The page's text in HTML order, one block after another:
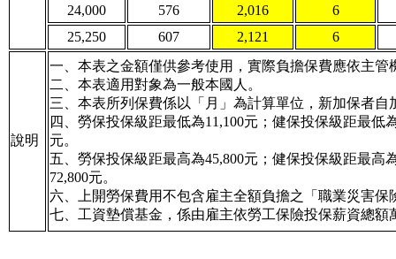
24,000 576 2,016
6
25,250
607 2,121 6
說明
一、本表之金額僅供參考使用，實際負擔保費應依主管
二、本表適用對象為一般本國人。
三、本表所列保費係以「月」為計算單位，新加保者
四、勞保投保級距最低為11,100元；健保投保級距最低
元。
五、勞保投保級距最高為45,800元；健保投保級距最高
72,800元。
六、上開勞保費用不包含雇主全額負擔之「職業災害保
七、工資墊償基金，係由雇主依勞工保險投保薪資總額